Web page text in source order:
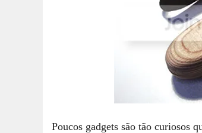
Poucos gadgets são tão curiosos